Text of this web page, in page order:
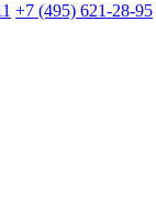
+7 (495) 621-28-95